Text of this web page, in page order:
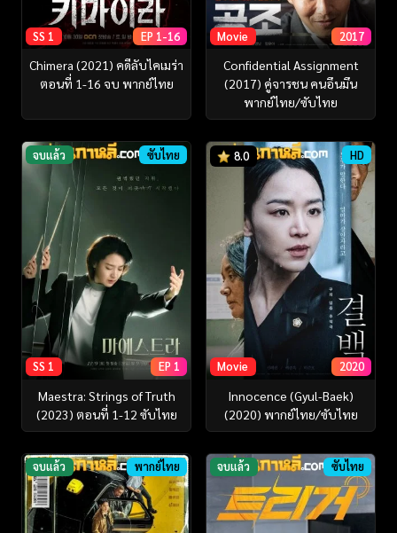
SS 1 EP 1-16
Chimera (2021) คดีลับไคเมร่า
ตอนที่ 1-16 จบ พากย์ไทย
Movie 2017
Confidential Assignment
(2017) คู่จารชน คนอึนมึน
พากย์ไทย/ซับไทย
จบแล้ว ซับไทย
SS 1 EP 1
Maestra: Strings of Truth
(2023) ตอนที่ 1-12 ซับไทย
8.0 HD
Movie 2020
Innocence (Gyul-Baek)
(2020) พากย์ไทย/ซับไทย
จบแล้ว พากย์ไทย จบแล้ว ซับไทย